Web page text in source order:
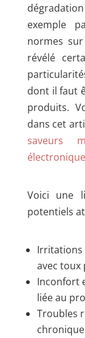
exemple
normes
révélé
dont il faut
produits.
dans cet
saveurs
électronique
Voici une
potentiels
Irritations
avec toux
Inconfort
liée au
Troubles